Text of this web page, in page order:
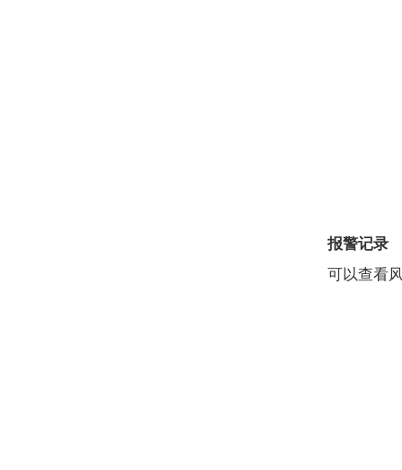
报警记录
可以查看